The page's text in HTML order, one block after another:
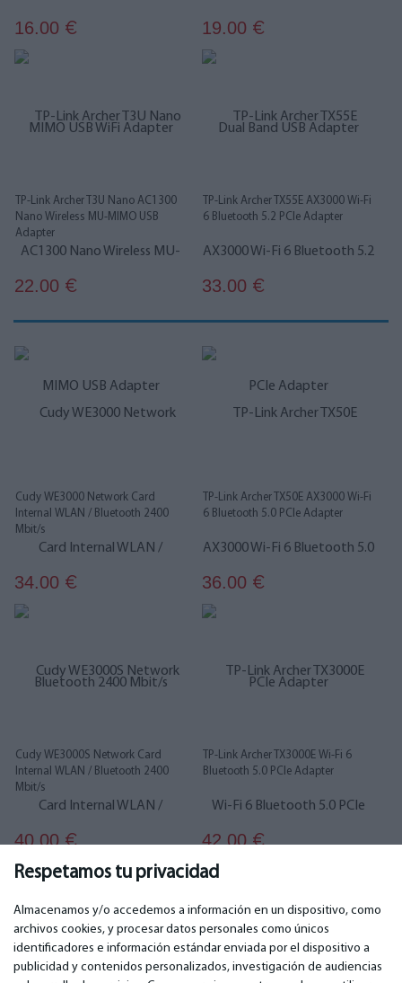
Respetamos tu privacidad
Almacenamos y/o accedemos a información en un dispositivo, como
archivos cookies, y procesar datos personales como únicos
identificadores e información estándar enviada por el dispositivo a
publicidad y contenidos personalizados, investigación de audiencias
16.00 € 19.00 €
TP-Link Archer T3U Nano AC1300
Nano Wireless MU-MIMO USB
Adapter
22.00 €
TP-Link Archer TX55E AX3000 Wi-Fi
6 Bluetooth 5.2 PCIe Adapter
33.00 €
Cudy WE3000 Network Card
Internal WLAN / Bluetooth 2400
Mbit/s
34.00 €
TP-Link Archer TX50E AX3000 Wi-Fi
6 Bluetooth 5.0 PCIe Adapter
36.00 €
Cudy WE3000S Network Card
Internal WLAN / Bluetooth 2400
Mbit/s
40.00€
TP-Link Archer TX3000E Wi-Fi 6
Bluetooth 5.0 PCIe Adapter
42.00€
IMPORTANTE CONTACTOS